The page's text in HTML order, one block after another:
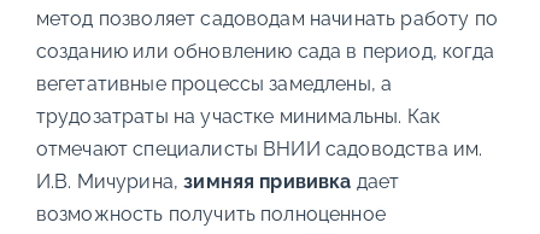
метод позволяет садоводам начинать работу по
созданию или обновлению сада в период, когда
вегетативные процессы замедлены, а
трудозатраты на участке минимальны. Как
отмечают специалисты ВНИИ садоводства им.
И.В. Мичурина,зимняя прививка дает
возможность получить полноценное